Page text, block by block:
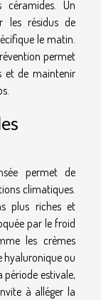
céramides. Un
les résidus de
le matin.
permet
et de maintenir
permet de
climatiques.
plus riches et
par le froid
les crèmes
hyaluronique ou
période estivale,
à alléger la